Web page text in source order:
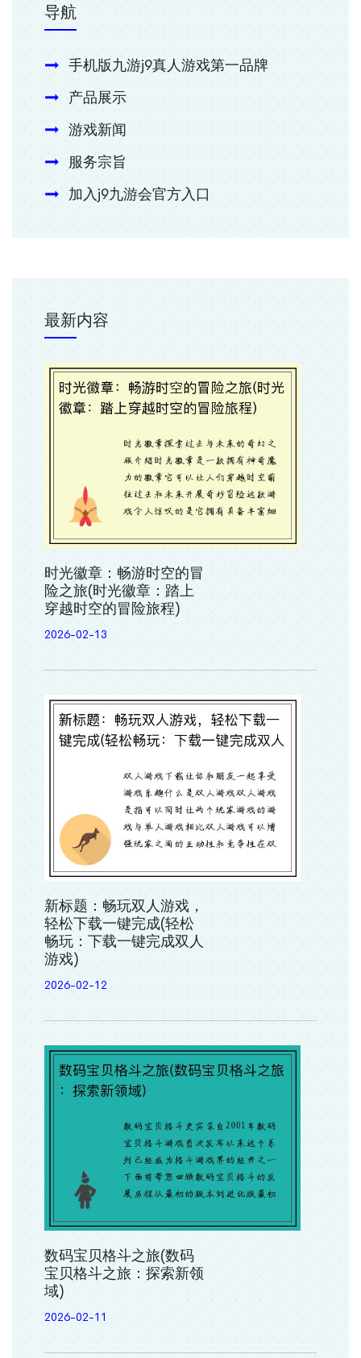
导航
手机版九游j9真人游戏第一品牌
产品展示
游戏新闻
服务宗旨
加入j9九游会官方入口
最新内容
时光徽章：畅游时空的冒
险之旅(时光徽章：踏上
穿越时空的冒险旅程)
2026-02-13
新标题：畅玩双人游戏，
轻松下载一键完成(轻松
畅玩：下载一键完成双人
游戏)
2026-02-12
数码宝贝格斗之旅(数码
宝贝格斗之旅：探索新领
域)
2026-02-11